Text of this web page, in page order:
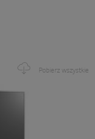
Pobierz wszystkie